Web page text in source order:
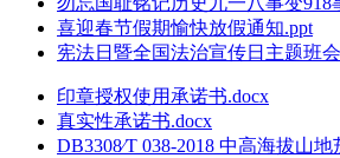
喜迎春节假期愉快放假通知.ppt
宪法日暨全国法治宣传日主题班会
印章授权使用承诺书.docx
真实性承诺书.docx
DB3308∕T 038-2018 中高海拔山